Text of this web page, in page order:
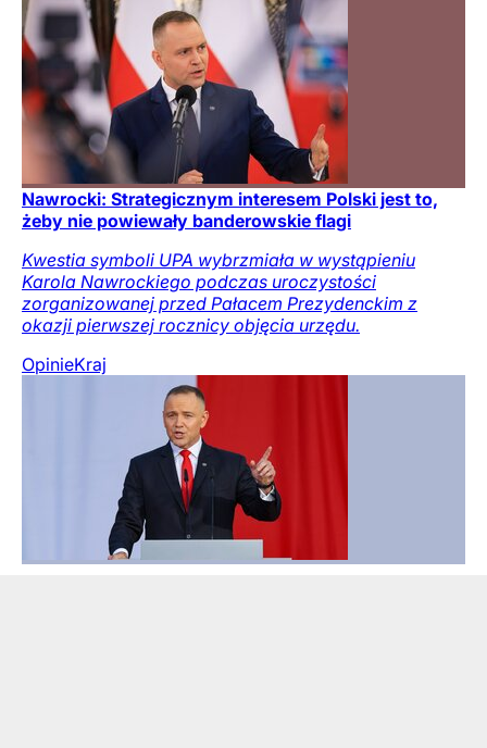
Nawrocki: Strategicznym interesem Polski jest to,
żeby nie powiewały banderowskie flagi
Kwestia symboli UPA wybrzmiała w wystąpieniu
Karola Nawrockiego podczas uroczystości
zorganizowanej przed Pałacem Prezydenckim z
okazji pierwszej rocznicy objęcia urzędu.
OpinieKraj